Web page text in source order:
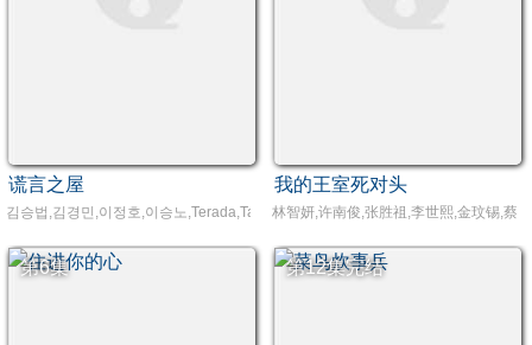
谎言之屋
김승법,김경민,이정호,이승노,Terada,Takuya
我的王室死对头
林智妍,许南俊,张胜祖,李世熙,金玟锡,蔡
第6集 第12集完结